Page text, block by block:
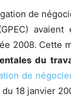
de
2008. Cette
du
de
18 janvier